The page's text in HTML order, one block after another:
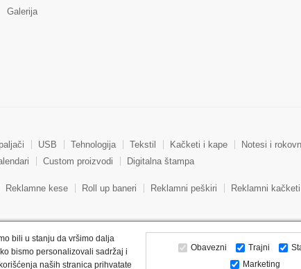
Galerija
USB Tehnologija Tekstil Kačketi i kape Notesi i
Custom proizvodi Digitalna štampa
Reklamne kese Roll up baneri Reklamni peškiri Reklamni kačketi
bili u stanju da vršimo dalja
bismo personalizovali sadržaj i
naših stranica prihvatate
Obavezni Trajni
Marketing